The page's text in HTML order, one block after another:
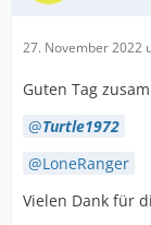
27. November 2022
Guten Tag
Turtle1972
LoneRanger
Vielen Dank für